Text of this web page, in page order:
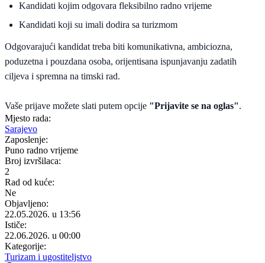
Kandidati kojim odgovara fleksibilno radno vrijeme
Kandidati koji su imali dodira sa turizmom
Odgovarajući kandidat treba biti komunikativna, ambiciozna,
poduzetna i pouzdana osoba, orijentisana ispunjavanju zadatih
ciljeva i spremna na timski rad.
Vaše prijave možete slati putem opcije "Prijavite se na oglas".
Mjesto rada:
Sarajevo
Zaposlenje:
Puno radno vrijeme
Broj izvršilaca:
2
Rad od kuće:
Ne
Objavljeno:
22.05.2026. u 13:56
Ističe:
22.06.2026. u 00:00
Kategorije:
Turizam i ugostiteljstvo